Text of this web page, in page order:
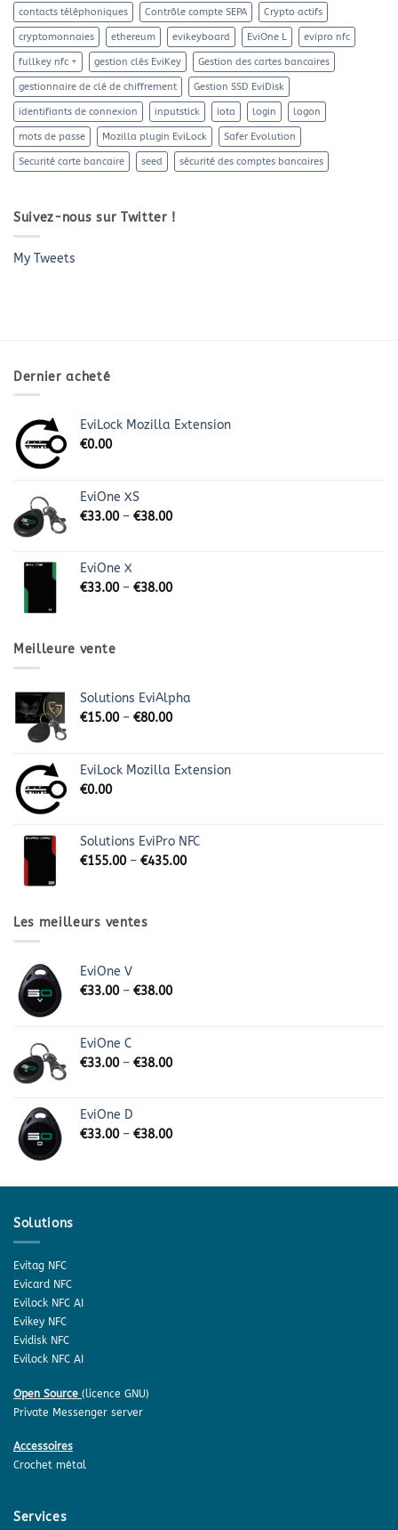
contacts téléphoniques Contrôle compte SEPA Crypto actifs
cryptomonnaies ethereum evikeyboard EviOne L evipro nfc
fullkey nfc + gestion clés EviKey Gestion des cartes bancaires
gestionnaire de clé de chiffrement Gestion SSD EviDisk
identifiants de connexion inputstick iota login logon
mots de passe Mozilla plugin EviLock Safer Evolution
Securité carte bancaire seed sécurité des comptes bancaires
Suivez-nous sur Twitter !
My Tweets
Dernier acheté
EviLock Mozilla Extension
€0.00
EviOne XS
€33.00– €38.00
EviOne X
€33.00– €38.00
Meilleure vente
Solutions EviAlpha
€15.00– €80.00
EviLock Mozilla Extension
€0.00
Solutions EviPro NFC
€155.00– €435.00
Les meilleurs ventes
EviOne V
€33.00– €38.00
EviOne C
€33.00– €38.00
EviOne D
€33.00– €38.00
Solutions
Evitag NFC
Evicard NFC
Evilock NFC AI
Evikey NFC
Evidisk NFC
Evilock NFC AI
Open Source (licence GNU)
Private Messenger server
Accessoires
Crochet métal
Services